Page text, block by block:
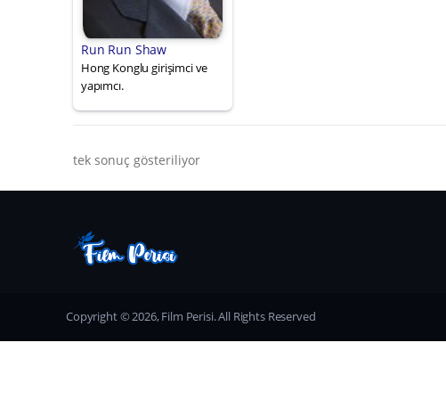
Run Run Shaw
Hong Konglu girişimci ve
yapımcı.
tek sonuç gösteriliyor
Copyright © 2026, Film Perisi. All Rights Reserved